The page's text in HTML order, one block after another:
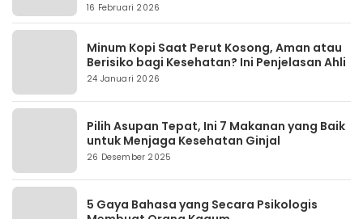
16 Februari 2026
Minum Kopi Saat Perut Kosong, Aman atau
Berisiko bagi Kesehatan? Ini Penjelasan Ahli
24 Januari 2026
Pilih Asupan Tepat, Ini 7 Makanan yang Baik
untuk Menjaga Kesehatan Ginjal
26 Desember 2025
5 Gaya Bahasa yang Secara Psikologis